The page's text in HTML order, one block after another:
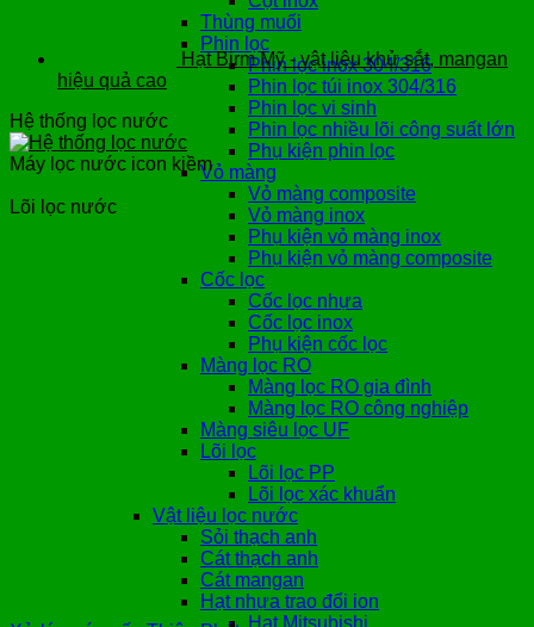
Thùng muối
Phin lọc
Phin lọc inox 304/316
Phin lọc túi inox 304/316
Phin lọc vi sinh
Phin lọc nhiều lõi công suất lớn
Phụ kiện phin lọc
Vỏ màng
Vỏ màng composite
Vỏ màng inox
Phụ kiện vỏ màng inox
Phụ kiện vỏ màng composite
Cốc lọc
Cốc lọc nhựa
Cốc lọc inox
Phụ kiện cốc lọc
Màng lọc RO
Màng lọc RO gia đình
Màng lọc RO công nghiệp
Màng siêu lọc UF
Lõi lọc
Lõi lọc PP
Lõi lọc xác khuẩn
Vật liệu lọc nước
Sỏi thạch anh
Cát thạch anh
Cát mangan
Hạt nhựa trao đổi ion
Hạt Mitsubishi
Hạt Birm Mỹ - vật liệu khử sắt, mangan
hiệu quả cao
Hệ thống lọc nước
Máy lọc nước icon kiềm
Lõi lọc nước